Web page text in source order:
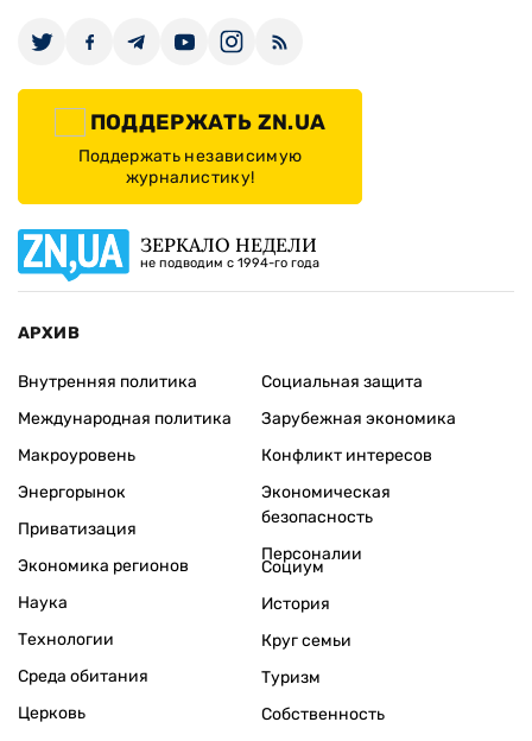
ПОДДЕРЖАТЬ ZN.UA
Поддержать независимую
журналистику!
ЗЕРКАЛО НЕДЕЛИ
не подводим с 1994-го года
АРХИВ
Внутренняя политика
Международная политика
Макроуровень
Энергорынок
Приватизация
Экономика регионов
Социальная защита
Зарубежная экономика
Конфликт интересов
Экономическая
безопасность
Персоналии
Наука
Технологии
Среда обитания
Церковь
Социум
История
Круг семьи
Туризм
Собственность